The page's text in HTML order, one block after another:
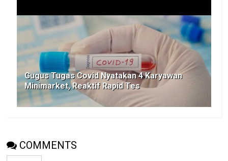
Gugus Tugas Covid Nyatakan 4 Karyawan
Minimarket, Reaktif Rapid Tes
COMMENTS